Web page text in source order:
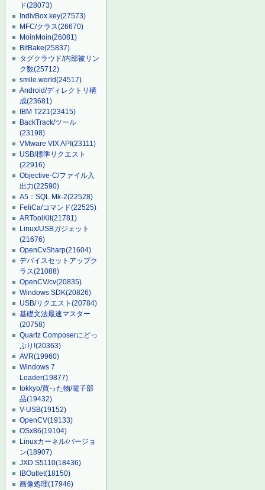
ド(28073)
IndivBox.key(27573)
MFC/クラス(26670)
MoinMoin(26081)
BitBake(25837)
タグクラウド/内部被リン
ク数(25712)
smile.world(24517)
Android/ディレクトリ構
成(23681)
IBM T221(23415)
BackTrack/ツール
(23198)
VMware VIX API(23111)
USB/標準リクエスト
(22916)
Objective-C/ファイル入
出力(22590)
A5：SQL Mk-2(22528)
FeliCa/コマンド(22525)
ARToolKit(21781)
Linux/USBガジェット
(21676)
OpenCvSharp(21604)
デバイスセットアップク
ラス(21088)
OpenCV/cv(20835)
Windows SDK(20826)
USB/リクエスト(20784)
基礎文法最速マスター
(20758)
Quartz Composerにどっ
ぷり!(20363)
AVR(19960)
Windows 7
Loader(19877)
tokkyo/買った物/電子部
品(19432)
V-USB(19152)
OpenCV(19133)
OSx86(19104)
Linuxカーネル/バージョ
ン(18907)
JXD S5110(18436)
IBOutlet(18150)
画像処理(17946)